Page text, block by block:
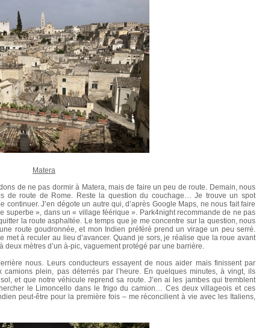
Matera
de ne pas dormir à Matera, mais de faire un peu de route. Demain, nous
de route de Rome. Reste la question du couchage… Je trouve un spot
J’en dégote un autre qui, d’après Google Maps, ne nous fait faire
superbe », dans un « village féérique ». Park4night recommande de ne pas
la route asphaltée. Le temps que je me concentre sur la question, nous
route goudronnée, et mon Indien préféré prend un virage un peu serré.
met à reculer au lieu d’avancer. Quand je sors, je réalise que la roue avant
mètres d’un à-pic, vaguement protégé par une barrière.
nous. Leurs conducteurs essayent de nous aider mais finissent par
plein, pas déterrés par l’heure. En quelques minutes, à vingt, ils
et que notre véhicule reprend sa route. J’en ai les jambes qui tremblent
le Limoncello dans le frigo du camion… Ces deux villageois et ces
peut-être pour la première fois – me réconcilient à vie avec les Italiens,